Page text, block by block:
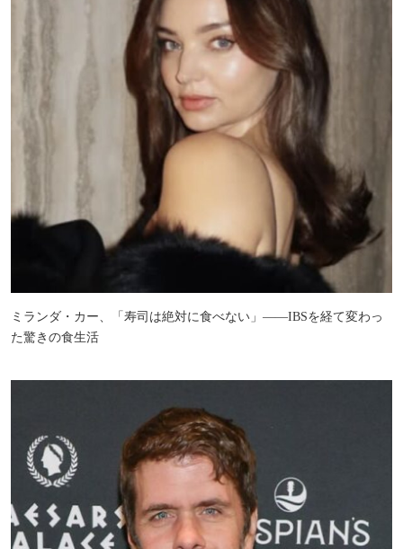
ミランダ・カー、「寿司は絶対に食べない」――IBSを経て変わっ
た驚きの食生活